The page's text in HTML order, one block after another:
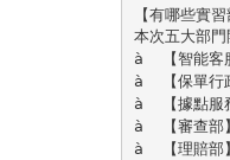
【有哪些實習
本次五大部門
à  【智能客
à  【保單行
à  【據點服
à  【審查部
à  【理賠部